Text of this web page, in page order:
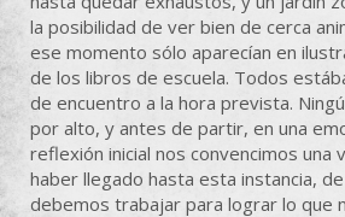
la posibilidad de ver bien de cerca
ese momento sólo aparecían en
de los libros de escuela. Todos
de encuentro a la hora prevista.
por alto, y antes de partir, en una
reflexión inicial nos convencimos una
haber llegado hasta esta instancia,
debemos trabajar para lograr lo que